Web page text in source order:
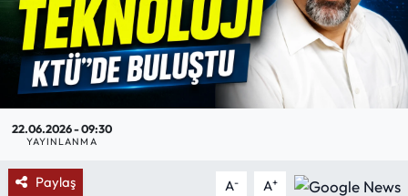
22.06.2026 - 09:30
YAYINLANMA
Paylaş A- A+
Mektup Galeri
Röportaj
Manşet
Köşe Yazıları